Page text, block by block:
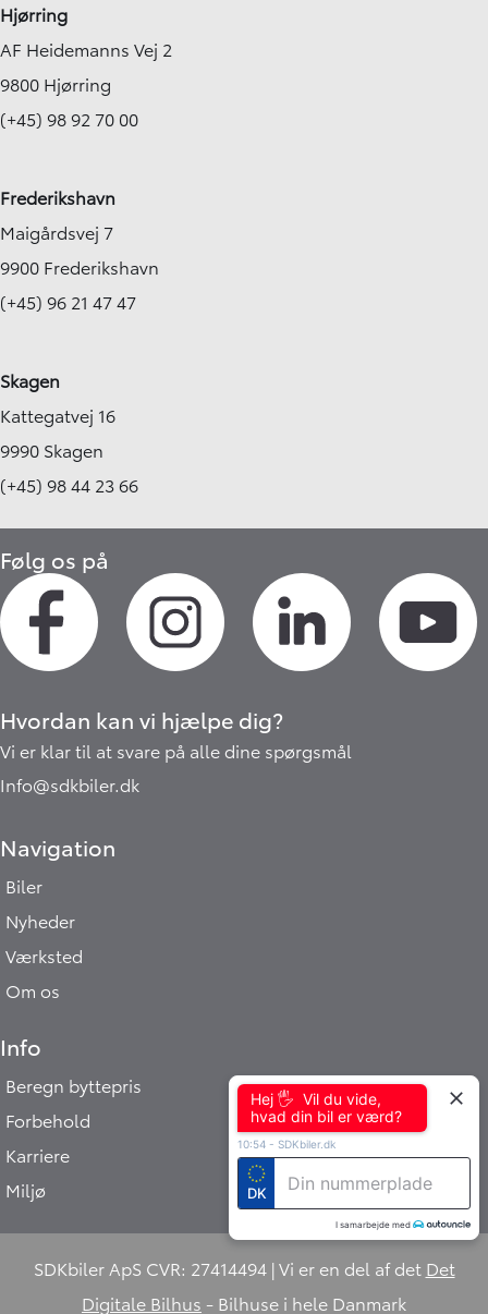
Hjørring
AF Heidemanns Vej 2
9800 Hjørring
(+45) 98 92 70 00
Frederikshavn
Maigårdsvej 7
9900 Frederikshavn
(+45) 96 21 47 47
Skagen
Kattegatvej 16
9990 Skagen
(+45) 98 44 23 66
Følg os på
Hvordan kan vi hjælpe dig?
Vi er klar til at svare på alle dine spørgsmål
Info@sdkbiler.dk
Navigation
Biler
Nyheder
Værksted
Om os
Info
Beregn byttepris
Forbehold
Karriere
Miljø
SDKbiler ApS CVR: 27414494 | Vi er en del af det Det
Digitale Bilhus - Bilhuse i hele Danmark
Hej 🖐 Vil du vide,
hvad din bil er værd?
10:54 - SDKbiler.dk
DK
I samarbejde med